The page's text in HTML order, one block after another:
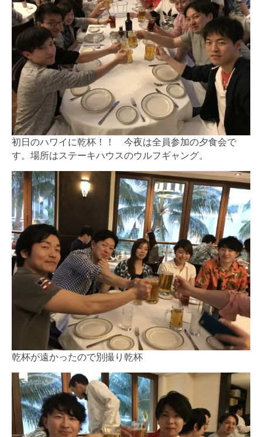
初日のハワイに乾杯！！ 今夜は全員参加の夕食会で
す。場所はステーキハウスのウルフギャング。
乾杯が遠かったので別撮り乾杯